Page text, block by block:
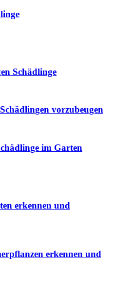
Schädlinge
vorzubeugen
im Garten
erkennen und
erkennen und